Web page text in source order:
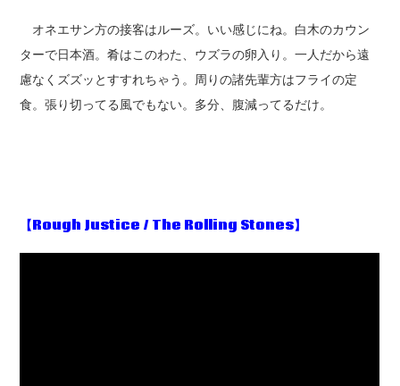
オネエサン方の接客はルーズ。いい感じにね。白木のカウン
ターで日本酒。肴はこのわた、ウズラの卵入り。一人だから遠
慮なくズズッとすすれちゃう。周りの諸先輩方はフライの定
食。張り切ってる風でもない。多分、腹減ってるだけ。
【Rough Justice / The Rolling Stones】